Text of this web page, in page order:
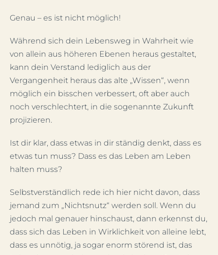
Genau – es ist nicht möglich!
Während sich dein Lebensweg in Wahrheit wie
von allein aus höheren Ebenen heraus gestaltet,
kann dein Verstand lediglich aus der
Vergangenheit heraus das alte „Wissen“, wenn
möglich ein bisschen verbessert, oft aber auch
noch verschlechtert, in die sogenannte Zukunft
projizieren.
Ist dir klar, dass etwas in dir ständig denkt, dass es
etwas tun muss? Dass es das Leben am Leben
halten muss?
Selbstverständlich rede ich hier nicht davon, dass
jemand zum „Nichtsnutz“ werden soll. Wenn du
jedoch mal genauer hinschaust, dann erkennst du,
dass sich das Leben in Wirklichkeit von alleine lebt,
dass es unnötig, ja sogar enorm störend ist, das